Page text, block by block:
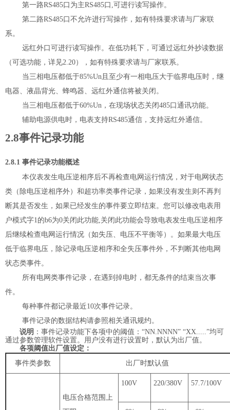
第一路RS485口为主RS485口 可进行读写操作。
第二路RS485口不允许进行写操作，如有特殊要求请与厂家联
系。
远红外口可进行读写操作。在低功耗下，可通过远红外抄读数据
（可选功能，详见2.20），如有特殊要求请与厂家联系。
当三相电压都低于85%Un 且至少有一相电压大于临界电压时，继
电器、液晶背光、蜂鸣器、远红外通信将被关闭。
当三相电压都低于60%Un ，在现场状态关闭485口通讯功能。
辅助电源供电时，电表支持RS485通信，支持远红外通信。
2.8事件记录功能
2.8.1 事件记录功能概述
本仪表发生电压逆相序后不再检查电网运行情况，对于电网状态
类（除电压逆相序外）和超功率类事件记录，如果没有发生则不再判
断其是否发生，如果已经发生的事件要立即结束。您可以修改电表用
户模式字1 的b6为0关闭此功能 关闭此功能会导致电表发生电压逆相序
后继续检查电网运行情况（如失压、电压不平衡等）。如果最大电压
低于临界电压，除记录电压逆相序和全失压事件外，不判断其他电网
状态类事件。
所有电网类事件记录，在遇到掉电时，都无条件的结束当次事
件。
每种事件都记录最近10次事件记录。
事件记录的数据结构请参照相关通讯规约。
说明 ： 事件记录功能下各项中的阈值：“NN.NNNN” “XX..... ”均可
通过参数管理软件设置。用户没有进行设置时，默认为出厂值。
各项阈值出厂值设定：
事件类参数
出厂时默认值
电压合格范围上
100V 220/380V 57.7/100V